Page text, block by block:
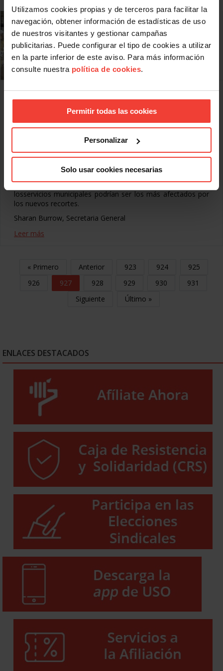
Utilizamos cookies propias y de terceros para facilitar la
navegación, obtener información de estadísticas de uso
de nuestros visitantes y gestionar campañas
publicitarias. Puede configurar el tipo de cookies a utilizar
en la parte inferior de este aviso. Para más información
consulte nuestra política de cookies.
Permitir todas las cookies
Personalizar
Solo usar cookies necesarias
Huelga general en Grecia
jornada una huelga general, con objeto de intentar evitar
los planes que supondrían miles de despidos más en el
sector público, introducir nuevos impuestos a los
trabajadores, recortar salarios y eliminar protecciones al
empleo. La huelga ha sido convocada por la central sindical
CSEE, afiliada a la CSI, y la agrupación de sindicatos de
funcionarios ADEDY. Los sectores de la educación y
losservicios municipales podrían ser los más afectados por
los nuevos recortes.
Sharan Burrow, Secretaria General
Leer más
« Primero Anterior 923 924
925
926
927 928 929 930
931
Siguiente
Último »
ENLACES DESTACADOS